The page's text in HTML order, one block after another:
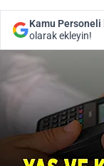
Kamu Personeli
olarak ekleyin!